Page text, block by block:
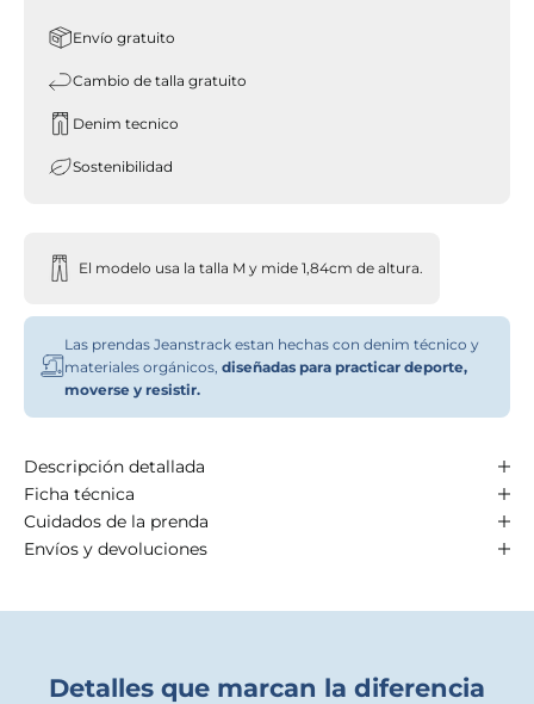
Envío gratuito
Cambio de talla gratuito
Denim tecnico
Sostenibilidad
El modelo usa la talla M y mide 1,84cm de altura.
Las prendas Jeanstrack estan hechas con denim técnico y
materiales orgánicos, diseñadas para practicar deporte,
moverse y resistir.
Descripción detallada
Ficha técnica
Cuidados de la prenda
Envíos y devoluciones
Detalles que marcan la diferencia